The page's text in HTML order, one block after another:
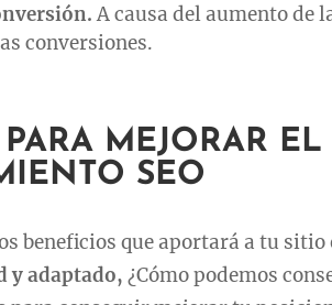
A causa del aumento de
conversiones.
MEJORAR EL
SEO
beneficios que aportará a tu sitio
y adaptado, ¿Cómo podemos